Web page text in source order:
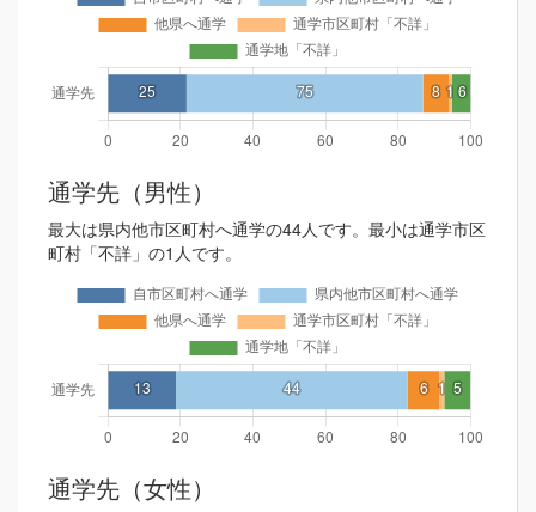
通学先（男性）
最大は県内他市区町村へ通学の44人です。最小は通学市区
町村「不詳」の1人です。
通学先（女性）